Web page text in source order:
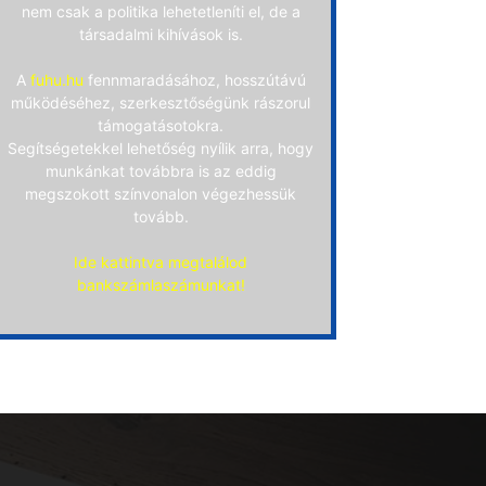
nem csak a politika lehetetleníti el, de a
társadalmi kihívások is.
A fuhu.hu fennmaradásához, hosszútávú
működéséhez, szerkesztőségünk rászorul
támogatásotokra.
Segítségetekkel lehetőség nyílik arra, hogy
munkánkat továbbra is az eddig
megszokott színvonalon végezhessük
tovább.
Ide kattintva megtalálod
bankszámlaszámunkat!